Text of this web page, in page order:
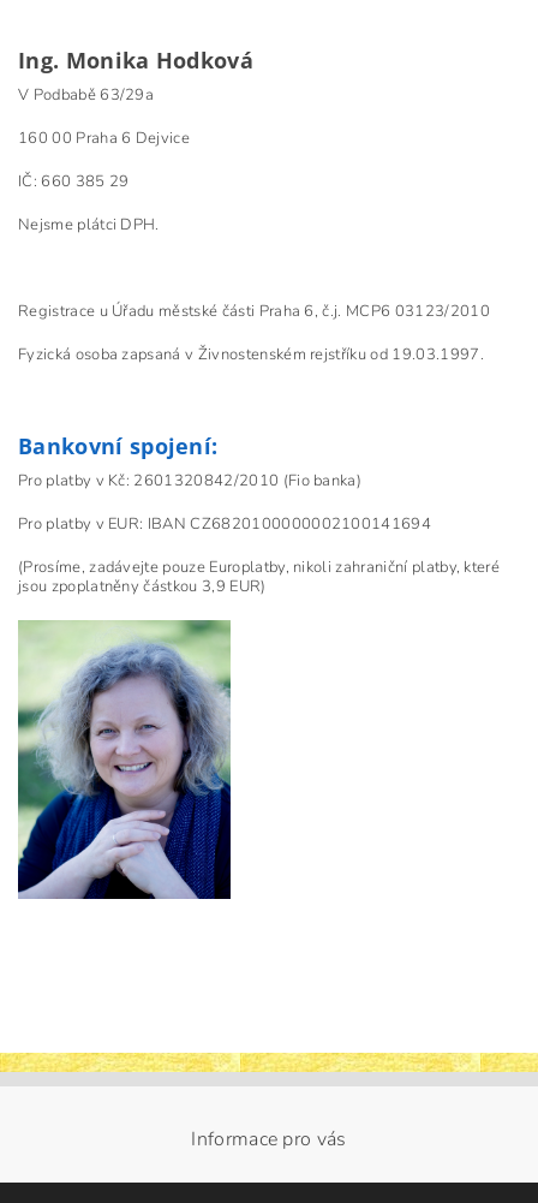
Ing. Monika Hodková
V Podbabě 63/29a
160 00 Praha 6 Dejvice
IČ: 660 385 29
Nejsme plátci DPH.
Registrace u Úřadu městské části Praha 6, č.j. MCP6 03123/2010
Fyzická osoba zapsaná v Živnostenském rejstříku od 19.03.1997.
Bankovní spojení:
Pro platby v Kč: 2601320842/2010 (Fio banka)
Pro platby v EUR: IBAN CZ6820100000002100141694
(Prosíme, zadávejte pouze Europlatby, nikoli zahraniční platby, které
jsou zpoplatněny částkou 3,9 EUR)
Informace pro vás